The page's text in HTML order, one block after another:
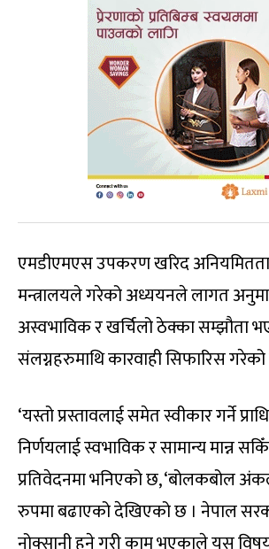
एमडीएमएस उपकरण खरिद
मन्त्रालयले गरेको अध्ययनले लागत
अस्वभाविक र खर्चिलो ठेक्का सम्झौता
संलग्नहरुमाथि कारवाही सिफारिस
‘यस्तो प्रस्तावलाई समेत स्वीकार गर्ने
निर्णयलाई स्वभाविक र सामान्य मान्न
प्रतिवेदनमा भनिएको छ, ‘बोलकबोल
रुपमा बढाएको देखिएको छ । नेपाल